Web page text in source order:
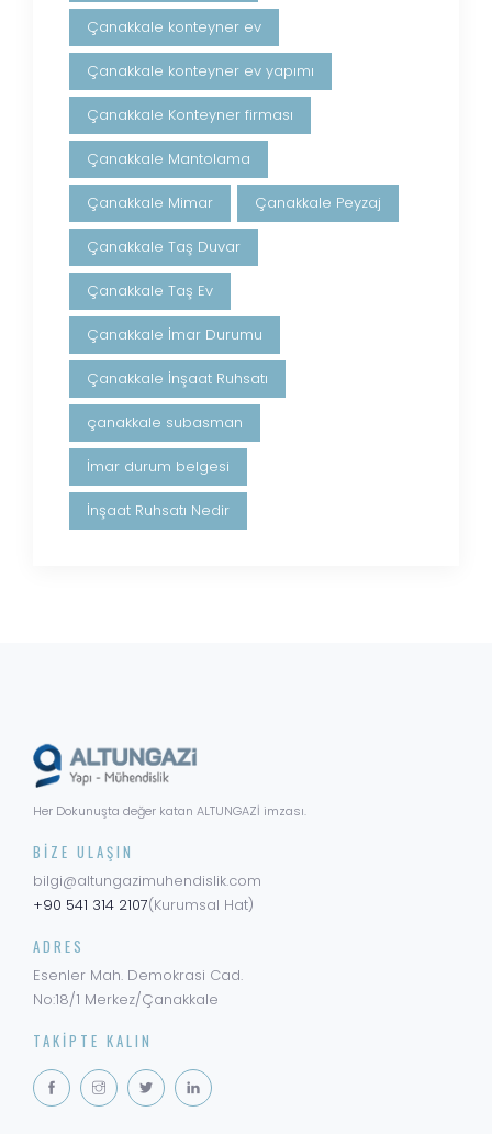
Çanakkale konteyner ev
Çanakkale konteyner ev yapımı
Çanakkale Konteyner firması
Çanakkale Mantolama
Çanakkale Mimar Çanakkale Peyzaj
Çanakkale Taş Duvar
Çanakkale Taş Ev
Çanakkale İmar Durumu
Çanakkale İnşaat Ruhsatı
çanakkale subasman
İmar durum belgesi
İnşaat Ruhsatı Nedir
Her Dokunuşta değer katan ALTUNGAZİ imzası.
BIZE ULAŞIN
bilgi@altungazimuhendislik.com
+90 541 314 2107(Kurumsal Hat)
ADRES
Esenler Mah. Demokrasi Cad.
No:18/1 Merkez/Çanakkale
TAKIPTE KALIN